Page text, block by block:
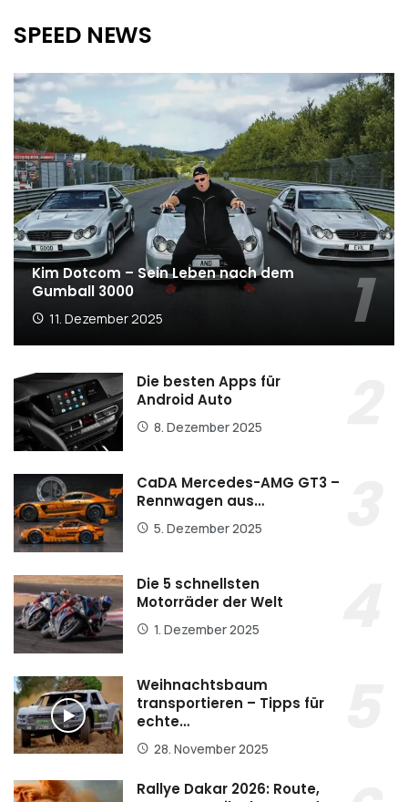
SPEED NEWS
Kim Dotcom – Sein Leben nach dem
Gumball 3000
11. Dezember 2025
Die besten Apps für
Android Auto
8. Dezember 2025
CaDA Mercedes-AMG GT3 –
Rennwagen aus…
5. Dezember 2025
Die 5 schnellsten
Motorräder der Welt
1. Dezember 2025
Weihnachtsbaum
transportieren – Tipps für
echte…
28. November 2025
Rallye Dakar 2026: Route,